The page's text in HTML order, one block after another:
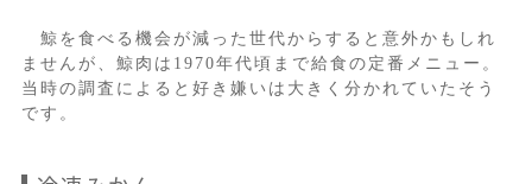
鯨を食べる機会が減った世代からすると意外かもしれ
ませんが、鯨肉は1970年代頃まで給食の定番メニュー。
当時の調査によると好き嫌いは大きく分かれていたそう
です。